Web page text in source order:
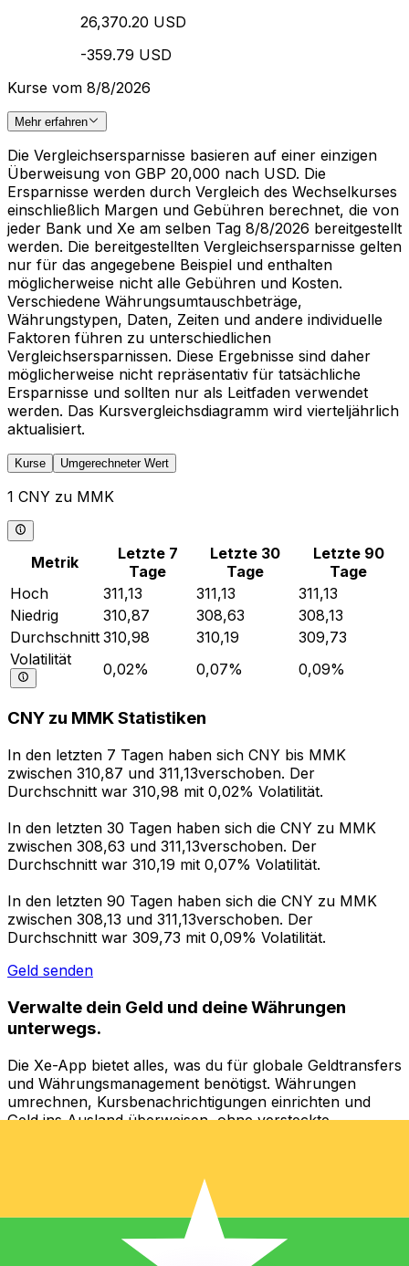
26,370.20 USD
-359.79 USD
Kurse vom 8/8/2026
Mehr erfahren
Die Vergleichsersparnisse basieren auf einer einzigen
Überweisung von GBP 20,000 nach USD. Die
Ersparnisse werden durch Vergleich des Wechselkurses
einschließlich Margen und Gebühren berechnet, die von
jeder Bank und Xe am selben Tag 8/8/2026 bereitgestellt
werden. Die bereitgestellten Vergleichsersparnisse gelten
nur für das angegebene Beispiel und enthalten
möglicherweise nicht alle Gebühren und Kosten.
Verschiedene Währungsumtauschbeträge,
Währungstypen, Daten, Zeiten und andere individuelle
Faktoren führen zu unterschiedlichen
Vergleichsersparnissen. Diese Ergebnisse sind daher
möglicherweise nicht repräsentativ für tatsächliche
Ersparnisse und sollten nur als Leitfaden verwendet
werden. Das Kursvergleichsdiagramm wird vierteljährlich
aktualisiert.
Kurse Umgerechneter Wert
1 CNY zu MMK
Metrik
Letzte 7
Tage
Letzte 30
Tage
Letzte 90
Tage
Hoch
311,13 311,13
311,13
Niedrig
310,87 308,63
308,13
Durchschnitt 310,98 310,19
309,73
Volatilität
0,02% 0,07% 0,09%
CNY zu MMK Statistiken
In den letzten 7 Tagen haben sich CNY bis MMK
zwischen 310,87 und 311,13verschoben. Der
Durchschnitt war 310,98 mit 0,02% Volatilität.
In den letzten 30 Tagen haben sich die CNY zu MMK
zwischen 308,63 und 311,13verschoben. Der
Durchschnitt war 310,19 mit 0,07% Volatilität.
In den letzten 90 Tagen haben sich die CNY zu MMK
zwischen 308,13 und 311,13verschoben. Der
Durchschnitt war 309,73 mit 0,09% Volatilität.
Geld senden
Verwalte dein Geld und deine Währungen
unterwegs.
Die Xe-App bietet alles, was du für globale Geldtransfers
und Währungsmanagement benötigst. Währungen
umrechnen, Kursbenachrichtigungen einrichten und
Geld ins Ausland überweisen, ohne versteckte